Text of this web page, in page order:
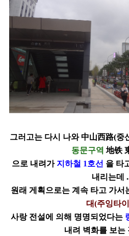
그러고는 다시 나와 中山西路(중
동문구역 地铁
으로 내려가 지하철 1호선 을 타
내리는데
원래 게획으로는 계속 타고 가서
대(주잉타
사랑 전설에 의해 명명되었다는
내려 벽화를 보는